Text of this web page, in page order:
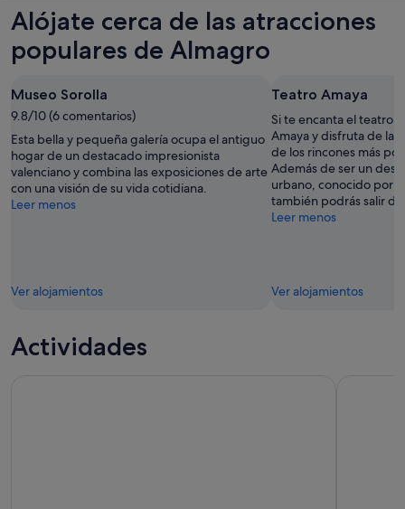
Alójate cerca de las atracciones
populares de Almagro
Museo Sorolla
9.8/10 (6 comentarios)
Esta bella y pequeña galería ocupa el antiguo
hogar de un destacado impresionista
valenciano y combina las exposiciones de arte
con una visión de su vida cotidiana.
Leer menos
Ver alojamientos
Teatro Amaya
Si te encanta el teatro,
Amaya y disfruta de
de los rincones más
Además de ser un
urbano, conocido por
también podrás salir
Leer menos
Ver alojamientos
Actividades